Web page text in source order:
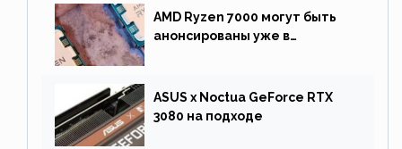
AMD Ryzen 7000 могут быть
анонсированы уже в
ASUS x Noctua GeForce RTX
3080 на подходе